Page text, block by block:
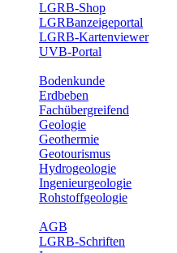
LGRB-Shop
LGRBanzeigeportal
LGRB-Kartenviewer
UVB-Portal
Bodenkunde
Erdbeben
Fachübergreifend
Geologie
Geothermie
Geotourismus
Hydrogeologie
Ingenieurgeologie
Rohstoffgeologie
AGB
LGRB-Schriften